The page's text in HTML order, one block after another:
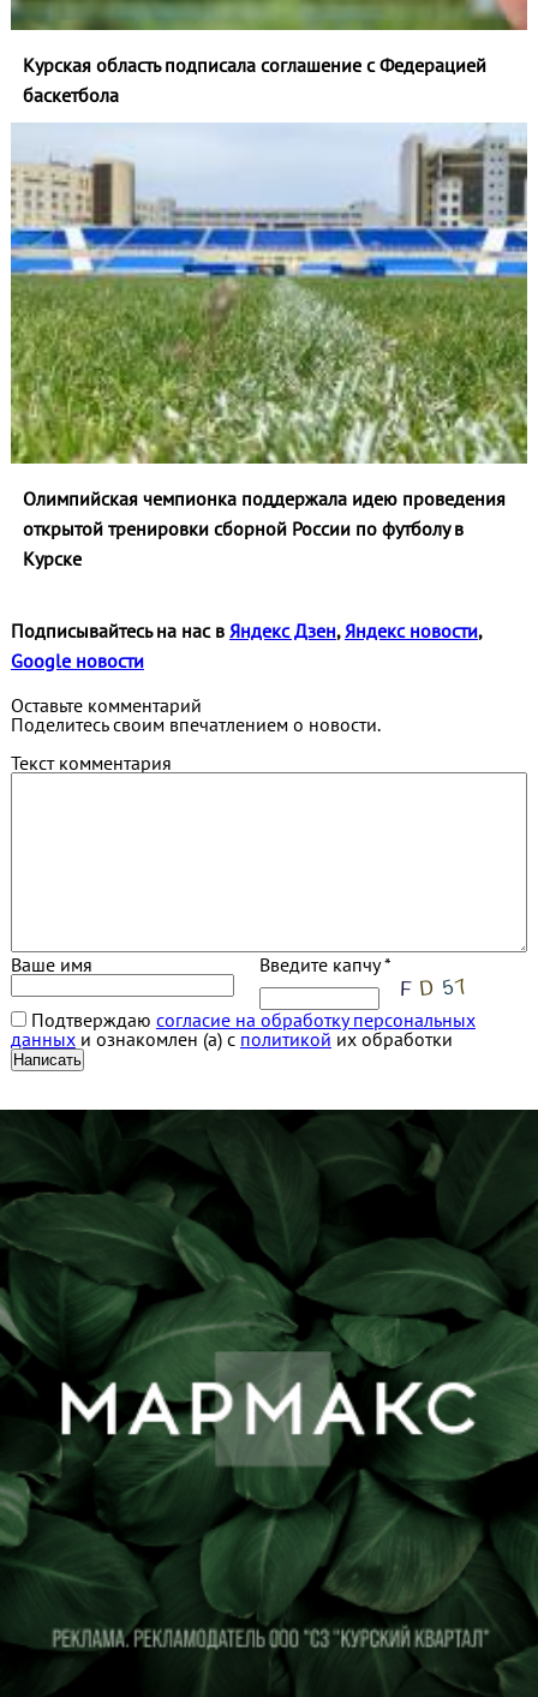
Курская область подписала соглашение с Федерацией
баскетбола
Олимпийская чемпионка поддержала идею проведения
открытой тренировки сборной России по футболу в
Курске
Подписывайтесь на нас в Яндекс Дзен, Яндекс новости,
Google новости
Оставьте комментарий
Поделитесь своим впечатлением о новости.
Текст комментария
Ваше имя Введите капчу *
Подтверждаю согласие на обработку персональных
данныхи ознакомлен (а) с политикой их обработки